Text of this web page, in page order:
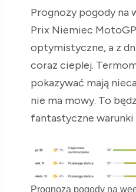
Prognozy pogody na
Prix Niemiec
optymistyczne, a z
coraz cieplej.
pokazywać mają
nie ma mowy. To
fantastyczne warunki
Prognoza pogody na